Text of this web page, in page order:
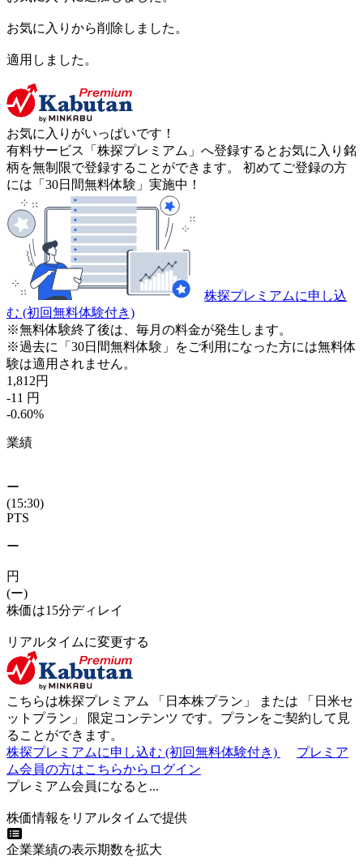
お気に入りから削除しました。
適用しました。
お気に入りがいっぱいです！
有料サービス「株探プレミアム」へ登録するとお気に入り銘
柄を無制限で登録することができます。 初めてご登録の方
には「30日間無料体験」実施中！
株探プレミアムに申し込
む (初回無料体験付き)
※無料体験終了後は、毎月の料金が発生します。
※過去に「30日間無料体験」をご利用になった方には無料体
験は適用されません。
1,812円
-11 円
-0.60%
業績
ー
(15:30)
PTS
ー
円
(ー)
株価は15分ディレイ
リアルタイムに変更する
こちらは株探プレミアム 「 日本株プラン 」 または 「 日米セ
ットプラン 」 限定コンテンツ です。プランをご契約して見
ることができます。
株探プレミアムに申し込む (初回無料体験付き)
プレミア
ム会員の方はこちらからログイン
プレミアム会員になると...
株価情報をリアルタイムで提供
企業業績の表示期数を拡大